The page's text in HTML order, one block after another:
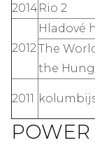
2014Rio 2
2012
Hladové
The
the
2011
POWER